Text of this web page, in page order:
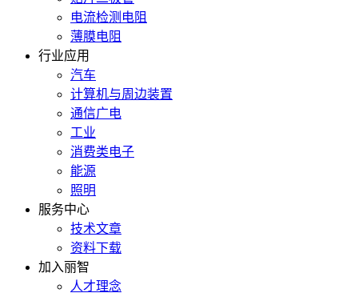
电流检测电阻
薄膜电阻
行业应用
汽车
计算机与周边装置
通信广电
工业
消费类电子
能源
照明
服务中心
技术文章
资料下载
加入丽智
人才理念